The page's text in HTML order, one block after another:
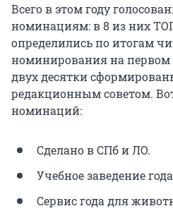
Всего в этом году
номинациям: в 8 из них
определились по итогам
номинирования на первом
двух десятки
редакционным советом.
номинаций:
Сделано в СПб и ЛО.
Учебное заведение
Сервис года для